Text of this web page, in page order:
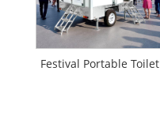
Festival Portable Toilet